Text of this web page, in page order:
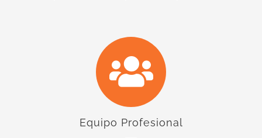
Equipo Profesional